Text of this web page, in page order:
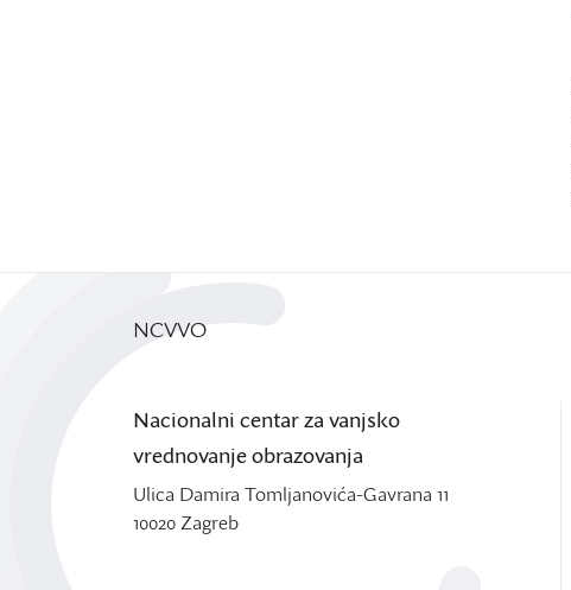
NCVVO
Nacionalni centar za vanjsko
vrednovanje obrazovanja
Ulica Damira Tomljanovića-Gavrana 11
10020 Zagreb